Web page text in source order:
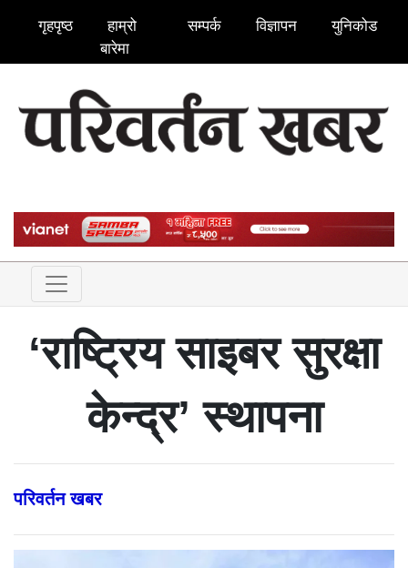
गृहपृष्ठ
हाम्रो
बारेमा
सम्पर्क विज्ञापन युनिकोड
‘राष्ट्रिय साइबर सुरक्षा
केन्द्र’ स्थापना
परिवर्तन खबर